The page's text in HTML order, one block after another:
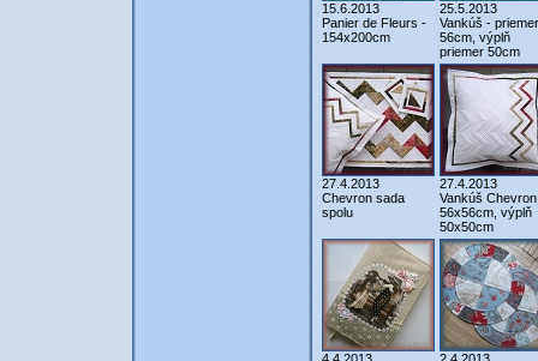
15.6.2013
Panier de Fleurs -
154x200cm
25.5.2013
Vankúš - priemer
56cm, výplň
priemer 50cm
27.4.2013
Chevron sada
spolu
27.4.2013
Vankúš
56x56cm, výplň
50x50cm